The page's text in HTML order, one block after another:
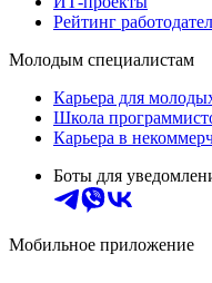
Рейтинг
Молодым специалистам
Карьера для
Школа
Карьера в
Боты для
Мобильное приложение